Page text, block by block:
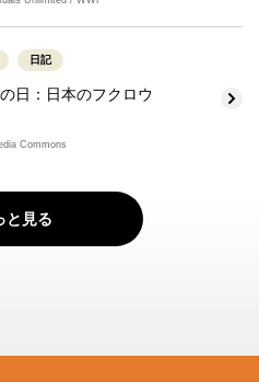
日記
日：日本のフクロウ
Commons
と見る